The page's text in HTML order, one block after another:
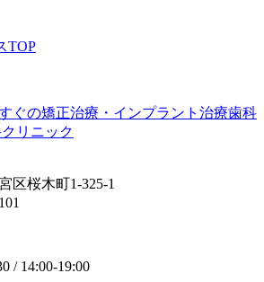
TOP
区桜木町1-325-1
/ 14:00-19:00